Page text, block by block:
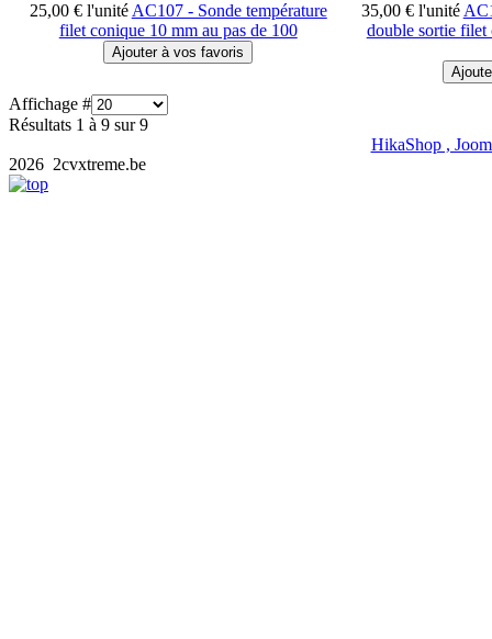
25,00 € l'unité AC107 - Sonde température
filet conique 10 mm au pas de 100
35,00 € l'unité
double sortie filet
Affichage #
Résultats 1 à 9 sur 9
HikaShop ,
2026 2cvxtreme.be